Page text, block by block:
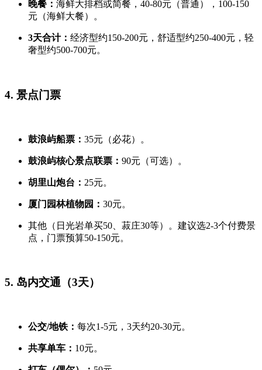
晚餐： 海鲜大排档或简餐，40-80元（普通），100-150
元（海鲜大餐）。
3天合计： 经济型约150-200元，舒适型约250-400元，轻
奢型约500-700元。
4. 景点门票
鼓浪屿船票： 35元（必花）。
鼓浪屿核心景点联票： 90元（可选）。
胡里山炮台： 25元。
厦门园林植物园： 30元。
其他（日光岩单买50、菽庄30等）。建议选2-3个付费景
点，门票预算50-150元。
5. 岛内交通（3天）
公交/地铁： 每次1-5元，3天约20-30元。
共享单车： 10元。